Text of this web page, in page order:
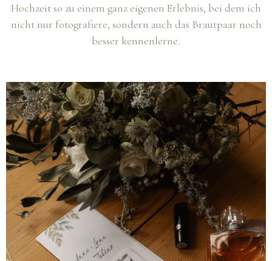
Hochzeit so zu einem ganz eigenen Erlebnis, bei dem ich
nicht nur fotografiere, sondern auch das Brautpaar noch
besser kennenlerne.